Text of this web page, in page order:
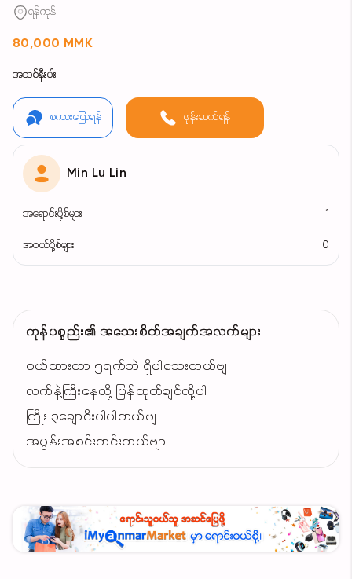
ရန်ကုန်
80,000 MMK
အသစ်နီးပါး
စကားပြောရန် ဖုန်းဆက်ရန်
Min Lu Lin
အရောင်းပို့စ်များ
အဝယ်ပို့စ်များ 0
ကုန်ပစ္စည်း၏ အသေးစိတ်အချက်အလက်များ
ဝယ်ထားတာ ၅ရက်ဘဲ ရှိပါသေးတယ်ဗျ
လက်နဲ့ကြီးနေလို့ ပြန်ထုတ်ချင်လို့ပါ
ကြိုး ၃ချောငိးပါပါတယ်ဗျ
အပွန်းအစင်းကင်းတယ်ဗျာ